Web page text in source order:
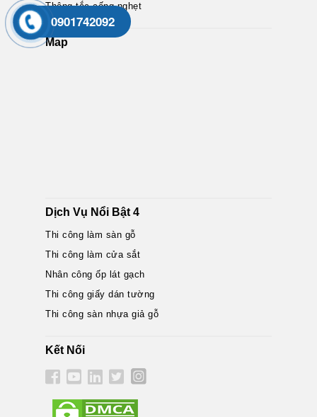
Thông tắc cống nghẹt
Map
Dịch Vụ Nổi Bật 4
Thi công làm sàn gỗ
Thi công làm cửa sắt
Nhân công ốp lát gạch
Thi công giấy dán tường
Thi công sàn nhựa giả gỗ
Kết Nối
0901742092